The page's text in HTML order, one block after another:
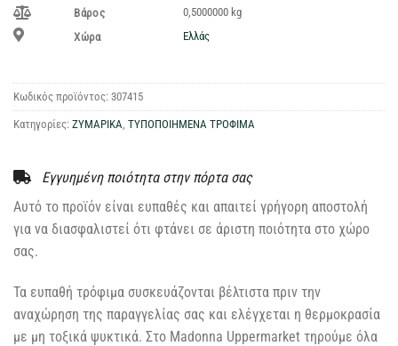
Βάρος
0,5000000 kg
Χώρα
Ελλάς
Κωδικός προϊόντος: 307415
Κατηγορίες: ΖΥΜΑΡΙΚΑ ΤΥΠΟΠΟΙΗΜΕΝΑ ΤΡΟΦΙΜΑ
Εγγυημένη ποιότητα στην πόρτα σας
Αυτό το προϊόν είναι ευπαθές και απαιτεί γρήγορη αποστολή
για να διασφαλιστεί ότι φτάνει σε άριστη ποιότητα στο χώρο
σας.
Τα ευπαθή τρόφιμα συσκευάζονται βέλτιστα πριν την
αναχώρηση της παραγγελίας σας και ελέγχεται η θερμοκρασία
με μη τοξικά ψυκτικά. Στο Madonna Uppermarket τηρούμε όλα